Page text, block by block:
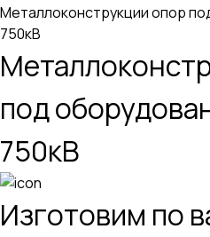
Металлоконструкции опор
750кВ
под
750кВ
Изготовим по